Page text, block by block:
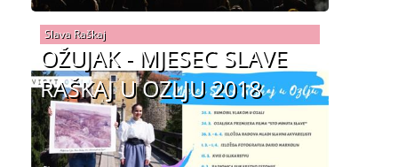
OŽUJAK - MJESEC SLAVE
RAŠKAJ U OZLJU 2018
Slava Raškaj